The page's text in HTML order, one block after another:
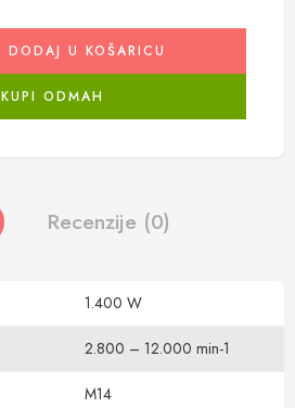
DODAJ U KOŠARICU
KUPI ODMAH
Recenzije (0)
1.400 W
2.800 – 12.000 min-1
M14